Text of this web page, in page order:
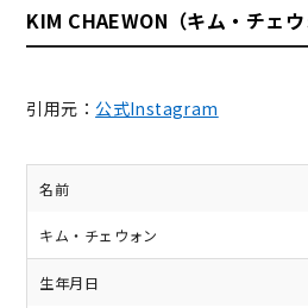
KIM CHAEWON（キム・チェウ
引用元： 公式Instagram
名前
キム・チェウォン
生年月日